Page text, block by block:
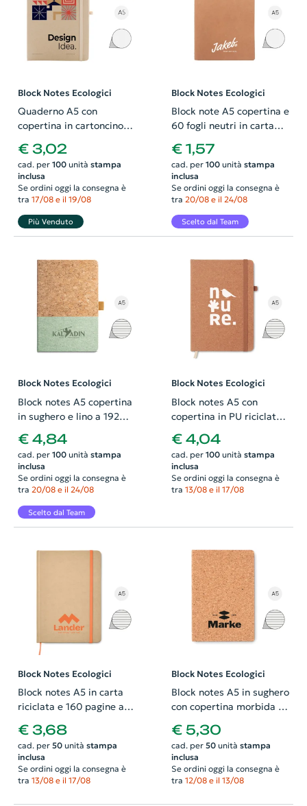
Block Notes Ecologici
Quaderno A5 con
copertina in cartoncino
tasca, elastico e porta
penne
€ 3,02
cad. per 100unità stampa
inclusa
Se ordini oggi la consegna è
tra 17/08 e il 19/08
Più Venduto
Block Notes Ecologici
Block note A5 copertina e
60 fogli neutri in carta
€ 1,57
cad. per 100unità stampa
inclusa
Se ordini oggi la consegna è
tra 20/08 e il 24/08
Scelto dal Team
Block Notes Ecologici
Block notes A5 copertina
in sughero e lino a 192
pagine di carta avorio a
righe
€ 4,84
cad. per 100unità stampa
inclusa
Se ordini oggi la consegna è
tra 20/08 e il 24/08
Scelto dal Team
Block Notes Ecologici
Block notes A5 con
copertina in PU riciclato e
fogli a righe
€ 4,04
cad. per 100unità stampa
inclusa
Se ordini oggi la consegna è
tra 13/08 e il 17/08
Block Notes Ecologici
Block notes A5 in carta
riciclata e 160 pagine a
righe
€ 3,68
cad. per 50unità stampa
inclusa
Se ordini oggi la consegna è
tra 13/08 e il 17/08
Block Notes Ecologici
Block notes A5 in sughero
con copertina morbida e
96 fogli a righe
€ 5,30
cad. per 50unità stampa
inclusa
Se ordini oggi la consegna è
tra 12/08 e il 13/08